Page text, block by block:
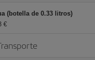
(botella de 0.33 litros)
€